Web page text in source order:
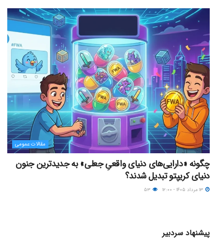
مقالات عمومی
چگونه «دارایی‌های دنیای واقعیِ جعلی» به جدیدترین جنون
دنیای کریپتو تبدیل شدند؟
پیشنهاد سردبیر